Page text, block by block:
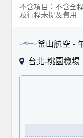
不含項目：不含全
及行程未提及費用
釜山航空
台北-桃園機場